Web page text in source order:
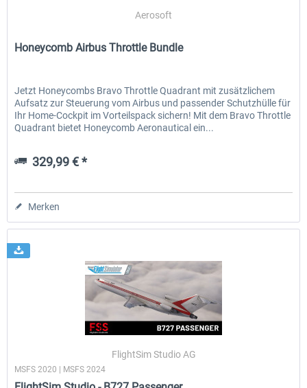
Aerosoft
Honeycomb Airbus Throttle Bundle
Jetzt Honeycombs Bravo Throttle Quadrant mit zusätzlichem
Aufsatz zur Steuerung vom Airbus und passender Schutzhülle für
Ihr Home-Cockpit im Vorteilspack sichern! Mit dem Bravo Throttle
Quadrant bietet Honeycomb Aeronautical ein...
329,99 € *
Merken
FlightSim Studio AG
MSFS 2020 | MSFS 2024